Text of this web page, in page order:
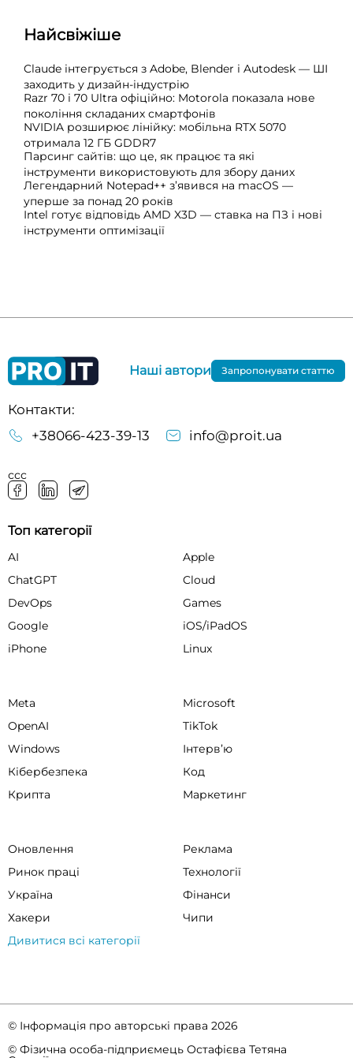
Найсвіжіше
Claude інтегрується з Adobe, Blender і Autodesk — ШІ
заходить у дизайн-індустрію
Razr 70 і 70 Ultra офіційно: Motorola показала нове
покоління складаних смартфонів
NVIDIA розширює лінійку: мобільна RTX 5070
отримала 12 ГБ GDDR7
Парсинг сайтів: що це, як працює та які
інструменти використовують для збору даних
Легендарний Notepad++ з’явився на macOS —
уперше за понад 20 років
Intel готує відповідь AMD X3D — ставка на ПЗ і нові
інструменти оптимізації
Контакти:
+38066-423-39-13
info@proit.ua
ссс
Наші автори Запропонувати статтю
Топ категорії
AI
Apple
ChatGPT
Cloud
DevOps
Games
Google
iOS/iPadOS
iPhone
Linux
Meta
Microsoft
OpenAI
TikTok
Windows
Інтервʼю
Кібербезпека
Код
Крипта
Маркетинг
Оновлення
Реклама
Ринок праці
Технології
Україна
Фінанси
Хакери
Чипи
Дивитися всі категорії
© Інформація про авторські права 2026
© Фізична особа-підприємець Остафієва Тетяна